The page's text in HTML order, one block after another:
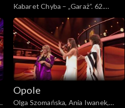
Kabaret Chyba – „Garaż”. 62.
KFPP: „KabareTYM”
Opole
Olga Szomańska, Ania Iwanek,